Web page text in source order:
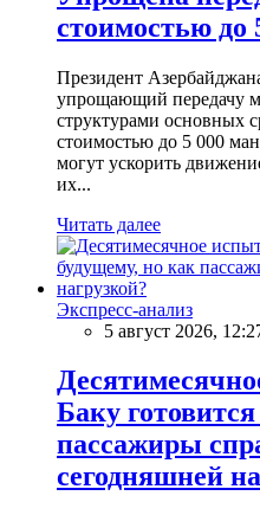
стоимостью до
Президент
упрощающий передачу
структурами основных
стоимостью до 5 000
могут ускорить
их...
Читать далее
Экспресс-анализ
5 август 2026,
Баку
пассажиры
сегодняшней